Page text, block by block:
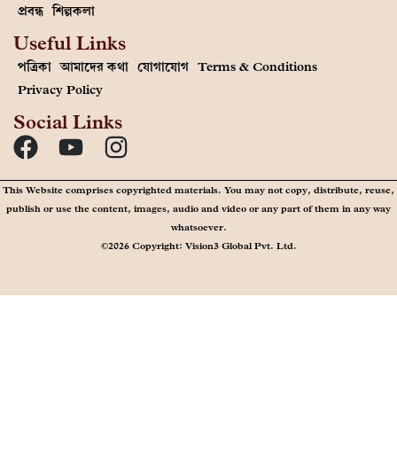
প্রবন্ধ শিল্পকলা
Useful Links
পত্রিকা আমাদের কথা যোগাযোগ Terms & Conditions
Privacy Policy
Social Links
This Website comprises copyrighted materials. You may not copy, distribute, reuse,
publish or use the content, images, audio and video or any part of them in any way
whatsoever.
©2026 Copyright: Vision3 Global Pvt. Ltd.